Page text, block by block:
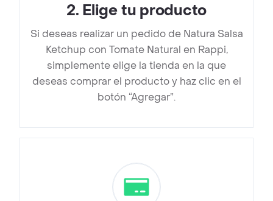
2. Elige tu producto
Si deseas realizar un pedido de Natura Salsa
Ketchup con Tomate Natural en Rappi,
simplemente elige la tienda en la que
deseas comprar el producto y haz clic en el
botón “Agregar”.